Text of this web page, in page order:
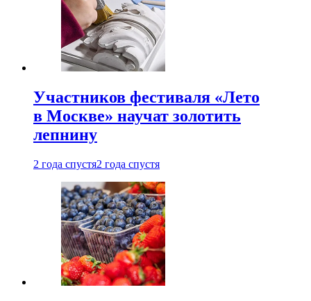
Участников фестиваля «Лето
в Москве» научат золотить
лепнину
2 года спустя2 года спустя